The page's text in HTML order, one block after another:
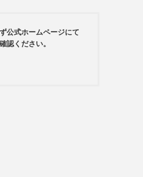
公式ホームページにて
認ください。